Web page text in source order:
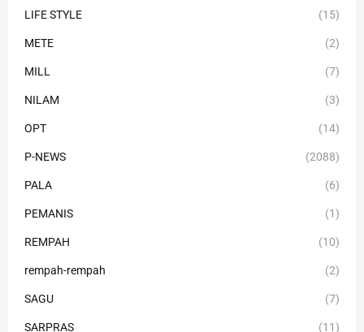
LIFE STYLE (15)
METE (2)
MILL (7)
NILAM (3)
OPT (14)
P-NEWS (2088)
PALA (6)
PEMANIS (1)
REMPAH (10)
rempah-rempah (2)
SAGU (7)
SARPRAS (11)